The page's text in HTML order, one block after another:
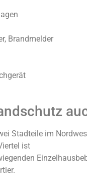
Brandmelder
Stadteile im
ist